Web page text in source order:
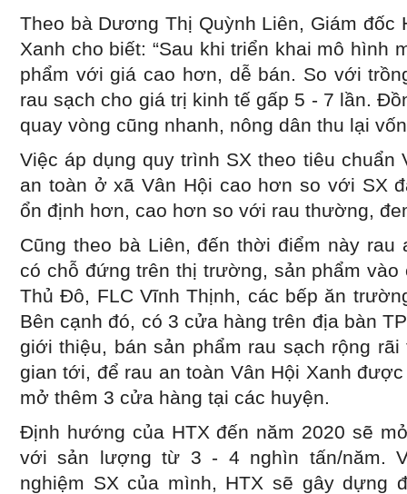
Theo bà Dương Thị Quỳnh Liên, Giám đốc
Xanh cho biết: “Sau khi triển khai mô hình
phẩm với giá cao hơn, dễ bán. So với
rau sạch cho giá trị kinh tế gấp 5 - 7 lần.
quay vòng cũng nhanh, nông dân thu lại
Việc áp dụng quy trình SX theo tiêu chuẩn
an toàn ở xã Vân Hội cao hơn so với SX
ổn định hơn, cao hơn so với rau thường,
Cũng theo bà Liên, đến thời điểm này rau
có chỗ đứng trên thị trường, sản phẩm vào
Thủ Đô, FLC Vĩnh Thịnh, các bếp ăn
Bên cạnh đó, có 3 cửa hàng trên địa bàn
giới thiệu, bán sản phẩm rau sạch rộng
gian tới, để rau an toàn Vân Hội Xanh
mở thêm 3 cửa hàng tại các huyện.
Định hướng của HTX đến năm 2020 sẽ
với sản lượng từ 3 - 4 nghìn tấn/năm.
nghiệm SX của mình, HTX sẽ gây dựng